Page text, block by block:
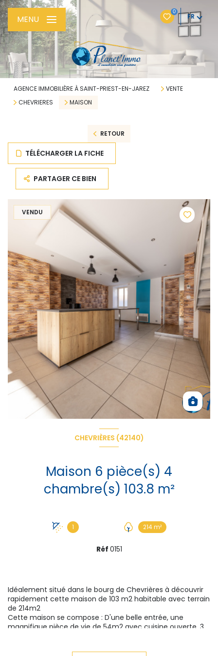
0
FR
MENU
AGENCE IMMOBILIÈRE À SAINT-PRIEST-EN-JAREZ
VENTE
CHEVRIERES
MAISON
RETOUR
TÉLÉCHARGER LA FICHE
PARTAGER CE BIEN
VENDU
CHEVRIÈRES (42140)
Maison 6 pièce(s) 4
chambre(s) 103.8 m²
1 214 m²
Réf 0151
Idéalement situé dans le bourg de Chevrières à découvrir
rapidement cette maison de 103 m2 habitable avec terrain
de 214m2
Cette maison se compose : D'une belle entrée, une
magnifique pièce de vie de 54m2 avec cuisine ouverte. 3